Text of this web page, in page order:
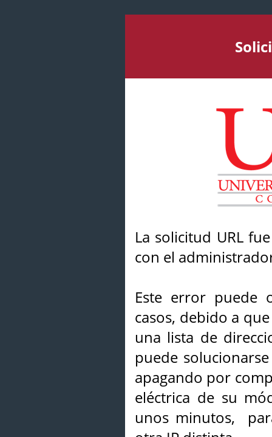
La solicitud URL
con el
Este error puede
casos, debido a
una lista de
puede
apagando por
eléctrica de su
unos minutos,